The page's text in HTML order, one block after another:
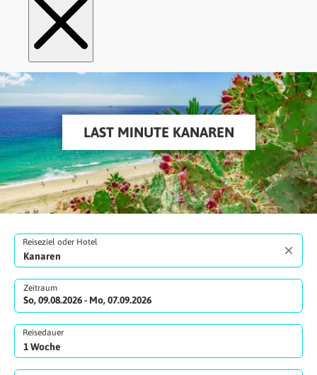
LAST MINUTE KANAREN
Reiseziel oder Hotel
Zeitraum
So, 09.08.2026 - Mo, 07.09.2026
Reisedauer